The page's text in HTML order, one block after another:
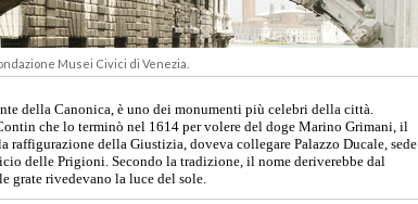
Musei Civici di Venezia.
della Canonica, è uno dei monumenti più celebri della città.
che lo terminò nel 1614 per volere del doge Marino Grimani, il
raffigurazione della Giustizia, doveva collegare Palazzo Ducale, sede
delle Prigioni. Secondo la tradizione, il nome deriverebbe dal
grate rivedevano la luce del sole.